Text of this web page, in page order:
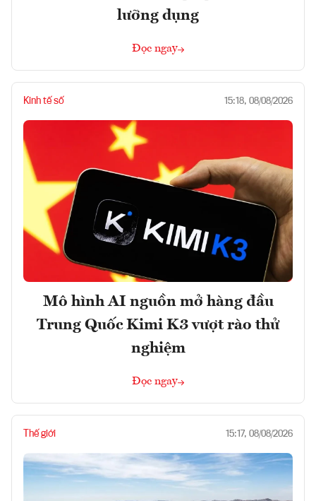
lưỡng dụng
Đọc ngay
Kinh tế số 15:18, 08/08/2026
Mô hình AI nguồn mở hàng đầu
Trung Quốc Kimi K3 vượt rào thử
nghiệm
Đọc ngay
Thế giới 15:17, 08/08/2026